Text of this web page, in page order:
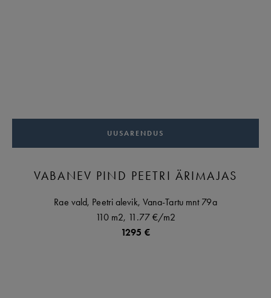
UUSARENDUS
VABANEV PIND PEETRI ÄRIMAJAS
Rae vald, Peetri alevik, Vana-Tartu mnt79a
110 m2, 11.77 €/m2
1295 €